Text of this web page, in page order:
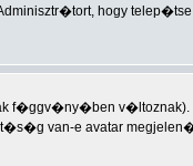
hogy
v�ltoznak).
van-e avatar